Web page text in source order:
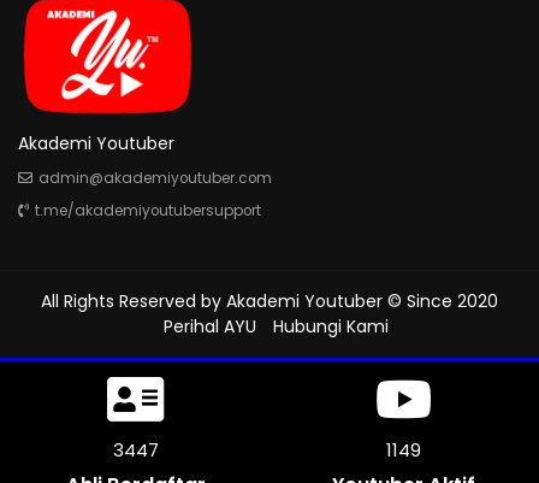
Akademi Youtuber
admin@akademiyoutuber.com
t.me/akademiyoutubersupport
All Rights Reserved by Akademi Youtuber © Since 2020
Perihal AYU
Hubungi Kami
3870 1290